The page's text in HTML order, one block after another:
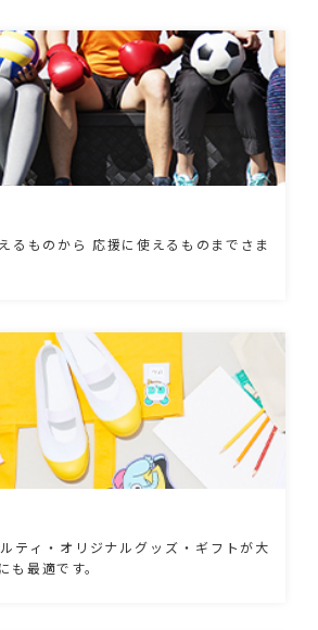
るものから 応援に使えるものまでさま
ティ・オリジナルグッズ・ギフトが大
も最適です。